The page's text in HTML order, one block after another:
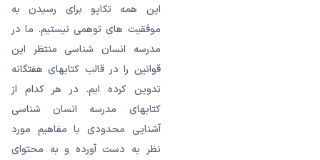
این همه تکاپو برای رسیدن به
موفقیت های توهمی نیستیم. ما در
مدرسه انسان شناسی منتظر این
قوانین را در قالب کتابهای هفتگانه
تدوین کرده ایم. در هر کدام از
کتابهای مدرسه انسان شناسی
آشنایی محدودی با مفاهیم مورد
نظر به دست آورده و به محتوای